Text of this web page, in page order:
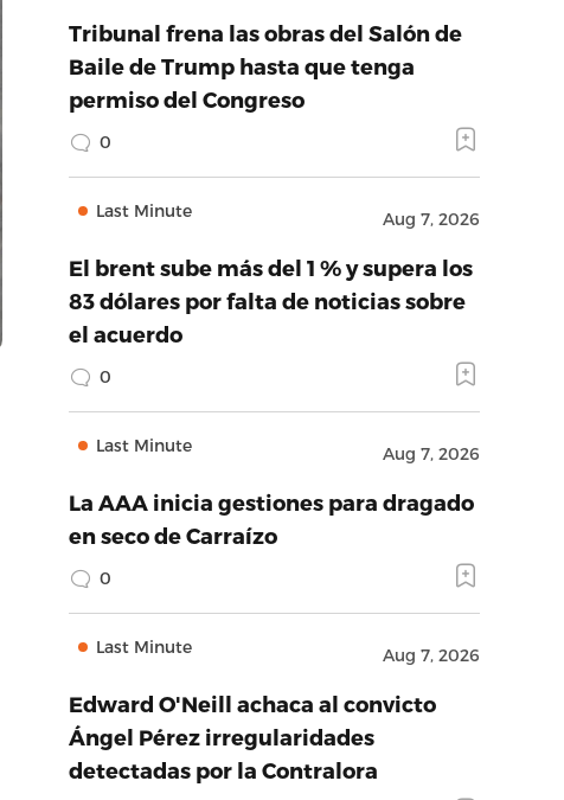
Tribunal frena las obras del Salón de
Baile de Trump hasta que tenga
permiso del Congreso
0
Last Minute Aug 7, 2026
El brent sube más del 1 % y supera los
83 dólares por falta de noticias sobre
el acuerdo
0
Last Minute Aug 7, 2026
La AAA inicia gestiones para dragado
en seco de Carraízo
0
Last Minute Aug 7, 2026
Edward O'Neill achaca al convicto
Ángel Pérez irregularidades
detectadas por la Contralora